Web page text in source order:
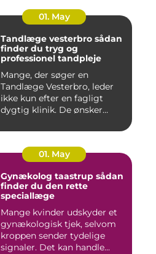
01. May
Tandlæge vesterbro sådan
finder du tryg og
professionel tandpleje
Mange, der søger en
Tandlæge Vesterbro, leder
ikke kun efter en fagligt
dygtig klinik. De ønsker
01. May
Gynækolog taastrup sådan
finder du den rette
speciallæge
Mange kvinder udskyder et
gynækologisk tjek, selvom
kroppen sender tydelige
signaler. Det kan handle...